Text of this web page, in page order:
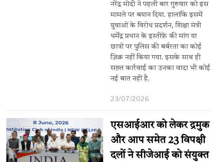
नरेंद्र मोदी ने पहली बार गुरुवार को इस
मामले पर बयान दिया. हालांकि इसमें
युवाओं के विरोध प्रदर्शन, शिक्षा मंत्री
धर्मेंद्र प्रधान के इस्तीफ़े की मांग या
छात्रों पर पुलिस की बर्बरता का कोई
ज़िक्र नहीं किया गया. इसके साथ ही
सख़्त कार्रवाई का उनका वादा भी कोई
नई बात नहीं है.
23/07/2026
एसआईआर को लेकर द्रमुक
और आप समेत 23 विपक्षी
दलों ने सीजेआई को संयुक्त